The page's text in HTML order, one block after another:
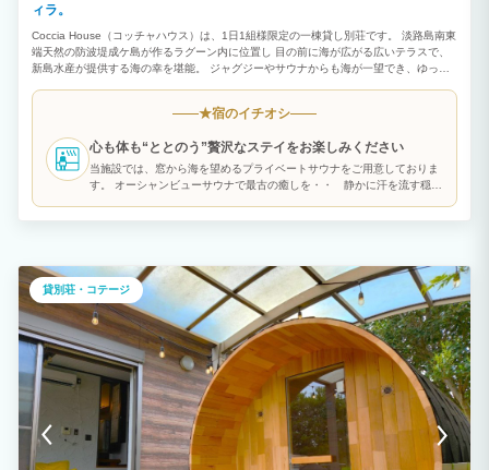
ィラ。
Coccia House（コッチャハウス）は、1日1組様限定の一棟貸し別荘です。 淡路島南東
端天然の防波堤成ケ島が作るラグーン内に位置し 目の前に海が広がる広いテラスで、
新島水産が提供する海の幸を堪能。 ジャグジーやサウナからも海が一望でき、ゆった
ライベート空間で周りを気にせずリラックス 【お食事について（※有料オプション）
となります。夕食のご希望提供時間はチェックイン時にお伺いします。 【BBQ設備の
みのレンタルについて】 食材をお持ち込みいただくか、現地で運営する系列店「新島
水産」で食材を購入いただければBBQをすることが可能です。 機材は無料で貸し出し
いたしますので、ご希望の際は事前にお知らせください。
★宿のイチオシ
心も体も“ととのう”贅沢なステイをお楽しみください
当施設では、窓から海を望めるプライベートサウナをご用意しておりま
す。 オーシャンビューサウナで最古の癒しを・・ 静かに汗を流す穏や
貸別荘・コテージ